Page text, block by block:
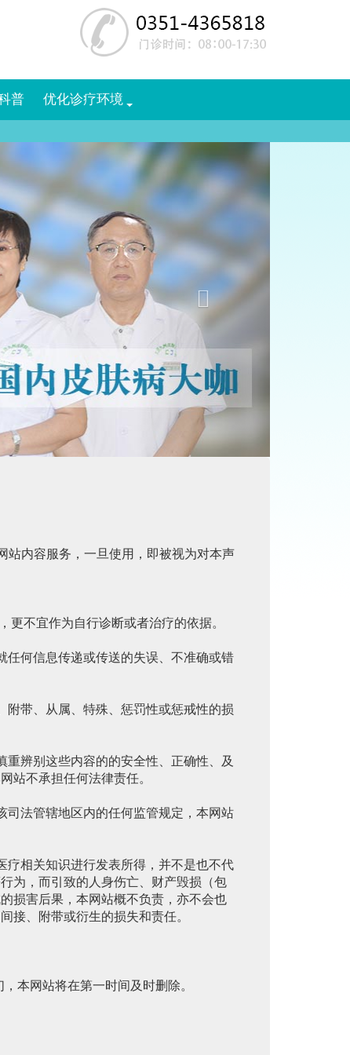
普 优化诊疗环境
Next
站内容服务，一旦使用，即被视为对本声
更不宜作为自行诊断或者治疗的依据。
任何信息传递或传送的失误、不准确或错
附带、从属、特殊、惩罚性或惩戒性的损
重辨别这些内容的的安全性、正确性、及
站不承担任何法律责任。
司法管辖地区内的任何监管规定，本网站
疗相关知识进行发表所得，并不是也不代
为，而引致的人身伤亡、财产毁损（包
损害后果，本网站概不负责，亦不会也
接、附带或衍生的损失和责任。
本网站将在第一时间及时删除。